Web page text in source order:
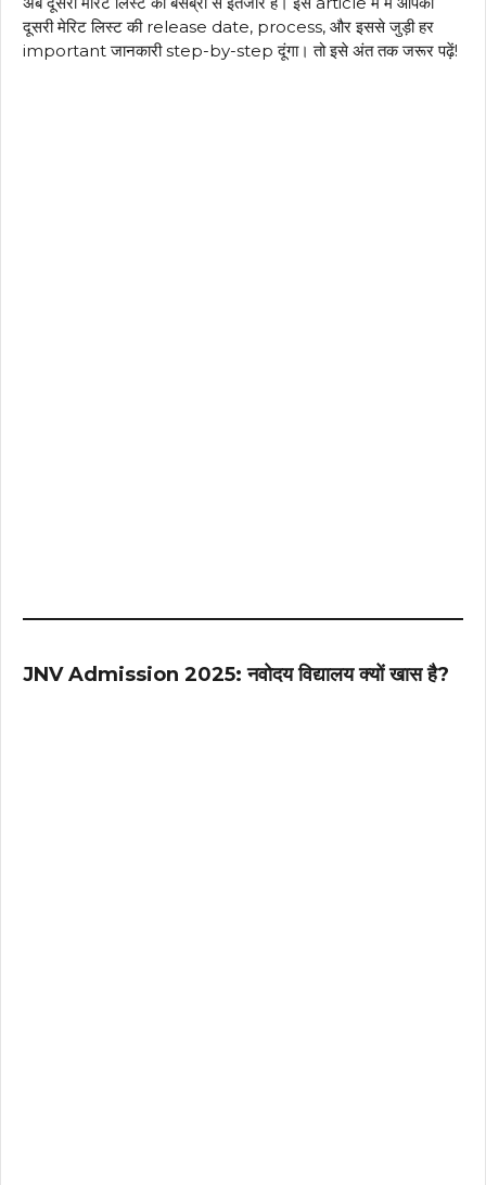
दूसरी मेरिट लिस्ट की release date, process, और इससे जुड़ी हर
important जानकारी step-by-step दूंगा। तो इसे अंत तक जरूर पढ़ें!
JNV Admission 2025: नवोदय विद्यालय क्यों खास है?